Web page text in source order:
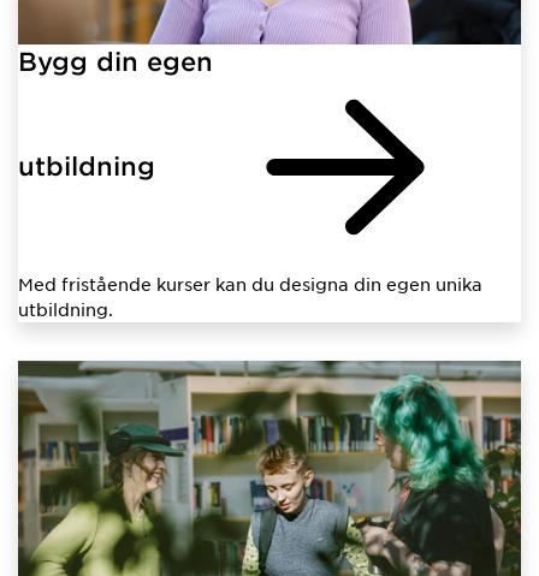
Bygg din egen
utbildning
Med fristående kurser kan du designa din egen unika
utbildning.